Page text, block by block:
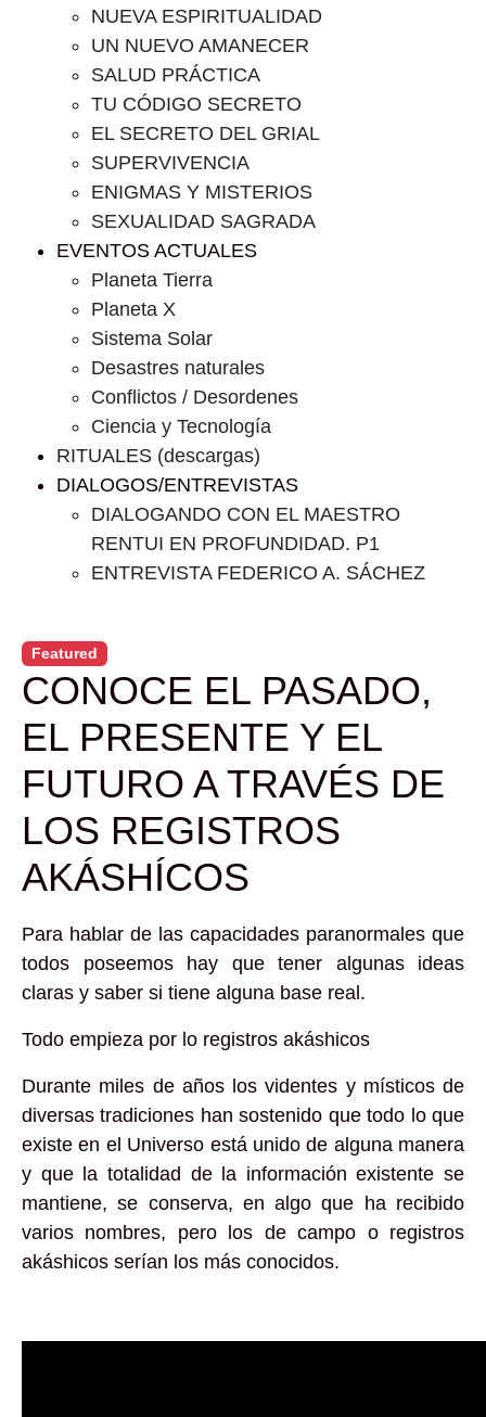
NUEVA ESPIRITUALIDAD
UN NUEVO AMANECER
SALUD PRÁCTICA
TU CÓDIGO SECRETO
EL SECRETO DEL GRIAL
SUPERVIVENCIA
ENIGMAS Y MISTERIOS
SEXUALIDAD SAGRADA
EVENTOS ACTUALES
Planeta Tierra
Planeta X
Sistema Solar
Desastres naturales
Conflictos / Desordenes
Ciencia y Tecnología
RITUALES (descargas)
DIALOGOS/ENTREVISTAS
DIALOGANDO CON EL MAESTRO
RENTUI EN PROFUNDIDAD. P1
ENTREVISTA FEDERICO A. SÁCHEZ
Featured
CONOCE EL PASADO,
EL PRESENTE Y EL
FUTURO A TRAVÉS DE
LOS REGISTROS
AKÁSHÍCOS
Para hablar de las capacidades paranormales que
todos poseemos hay que tener algunas ideas
claras y saber si tiene alguna base real.
Todo empieza por lo registros akáshicos
Durante miles de años los videntes y místicos de
diversas tradiciones han sostenido que todo lo que
existe en el Universo está unido de alguna manera
y que la totalidad de la información existente se
mantiene, se conserva, en algo que ha recibido
varios nombres, pero los de campo o registros
akáshicos serían los más conocidos.